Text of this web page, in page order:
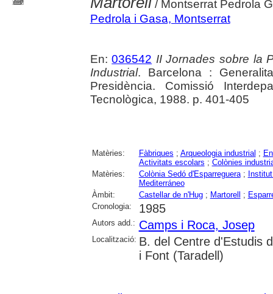
/ Montserrat Pedrola
Pedrola i Gasa, Montserrat
En:036542 II Jornades sobre la
Industrial. Barcelona :
Presidència. Comissió
Tecnològica, 1988. p. 401-405
Matèries: Fàbriques ; Arqueologia industrial ;
Activitats escolars ; Colònies
Matèries:
Colònia Sedó d'Esparreguera;
Mediterráneo
Àmbit:
Castellar de n'Hug; Martorell ;
Cronologia:
1985
Autors add.: Camps i Roca, Josep
Localització: B. del Centre d'Estudis
i Font (Taradell)